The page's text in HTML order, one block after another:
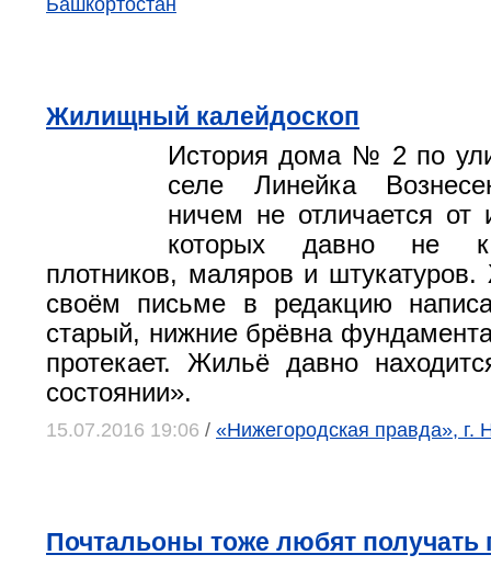
Башкортостан
Жилищный калейдоскоп
История дома № 2 по
селе Линейка
ничем не отличается от
которых давно не
плотников, маляров и
своём письме в редакцию
старый, нижние брёвна
протекает. Жильё давно
состоянии».
15.07.2016 19:06 / «Нижегородская правда», г.
Почтальоны тоже любят получать